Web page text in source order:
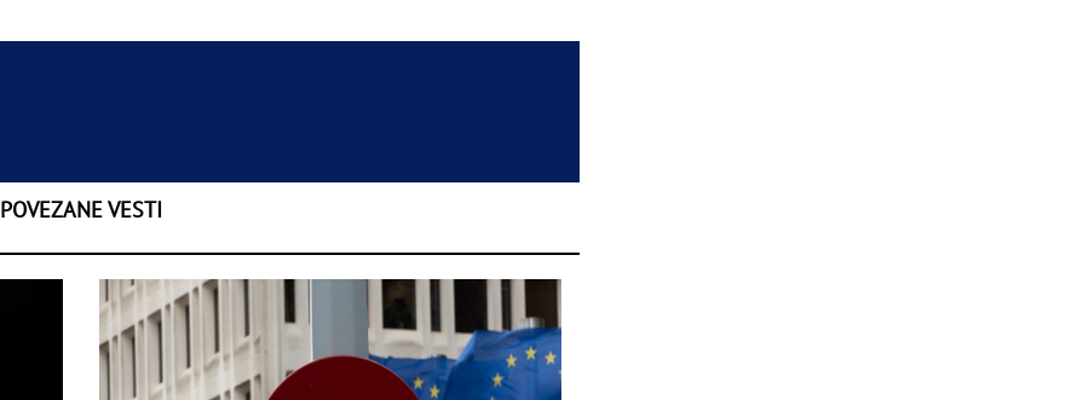
POVEZANE VESTI